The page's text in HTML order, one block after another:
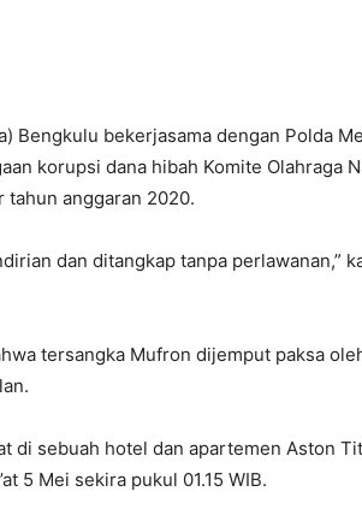
Bengkulu bekerjasama dengan Polda
korupsi dana hibah Komite Olahraga
tahun anggaran 2020.
dan ditangkap tanpa perlawanan,”
tersangka Mufron dijemput paksa
di sebuah hotel dan apartemen Aston
5 Mei sekira pukul 01.15 WIB.